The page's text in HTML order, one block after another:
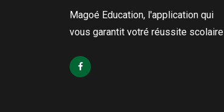
Magoé Education, l'application qui
vous garantit votré réussite scolaire